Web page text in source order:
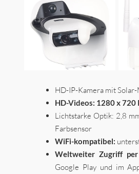
HD-IP-Kamera mit
HD-Videos: 1280 x 720
Lichtstarke Optik: 2,8
Farbsensor
WiFi-kompatibel:
Weltweiter Zugriff
Google Play und im